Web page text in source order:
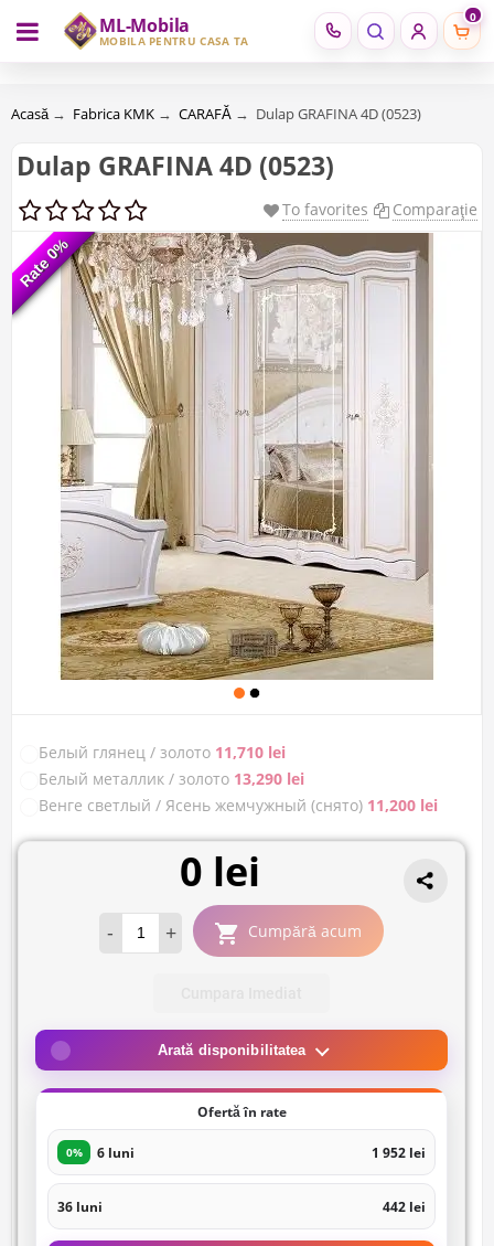
ML-Mobila
MOBILĂ PENTRU CASA TA
0
RU RO
Acasă → Fabrica KMK → CARAFĂ → Dulap GRAFINA 4D (0523)
Dulap GRAFINA 4D (0523)
To favorites Comparaţie
Rate 0%
Rate 0%
Белый глянец / золото 11,710 lei
Белый металлик / золото 13,290 lei
Венге светлый / Ясень жемчужный (снято) 11,200 lei
0 lei
- + Cumpără acum
Arată disponibilitatea
Ofertă în rate
0% 6 luni 1 952 lei
36 luni 442 lei